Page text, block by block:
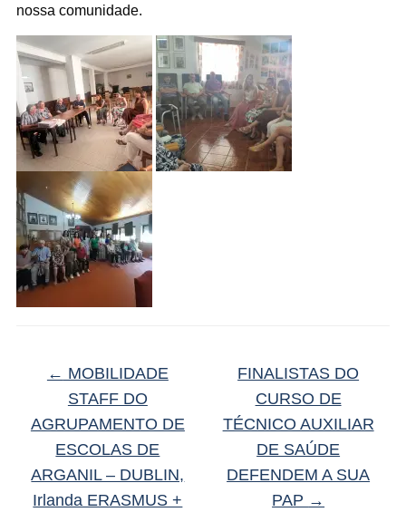
nossa comunidade.
← MOBILIDADE
STAFF DO
AGRUPAMENTO DE
ESCOLAS DE
ARGANIL – DUBLIN,
Irlanda ERASMUS +
FINALISTAS DO
CURSO DE
TÉCNICO AUXILIAR
DE SAÚDE
DEFENDEM A SUA
PAP →